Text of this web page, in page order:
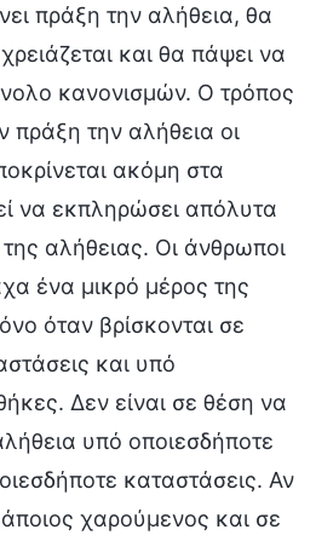
πράξη την αλήθεια, θα
και θα πάψει να
κανονισμών. Ο τρόπος
πράξη την αλήθεια οι
ακόμη στα
να εκπληρώσει απόλυτα
της αλήθειας. Οι άνθρωποι
ένα μικρό μέρος της
όταν βρίσκονται σε
και υπό
Δεν είναι σε θέση να
υπό οποιεσδήποτε
καταστάσεις. Αν
χαρούμενος και σε